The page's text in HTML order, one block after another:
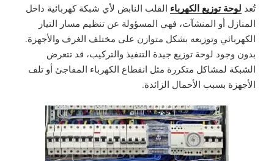
تُعد لوحة توزيع الكهرباء القلب النابض لأي شبكة كهربائية داخل
المنازل أو المنشآت، فهي المسؤولة عن تنظيم مسار التيار
الكهربائي وتوزيعه بشكل متوازن على مختلف الغرف والأجهزة.
بدون وجود لوحة توزيع جيدة التنفيذ والتركيب، قد تتعرض
الشبكة لمشاكل متكررة مثل انقطاع الكهرباء المفاجئ أو تلف
الأجهزة بسبب الأحمال الزائدة.